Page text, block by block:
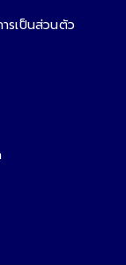
รเป็นส่วนตัว